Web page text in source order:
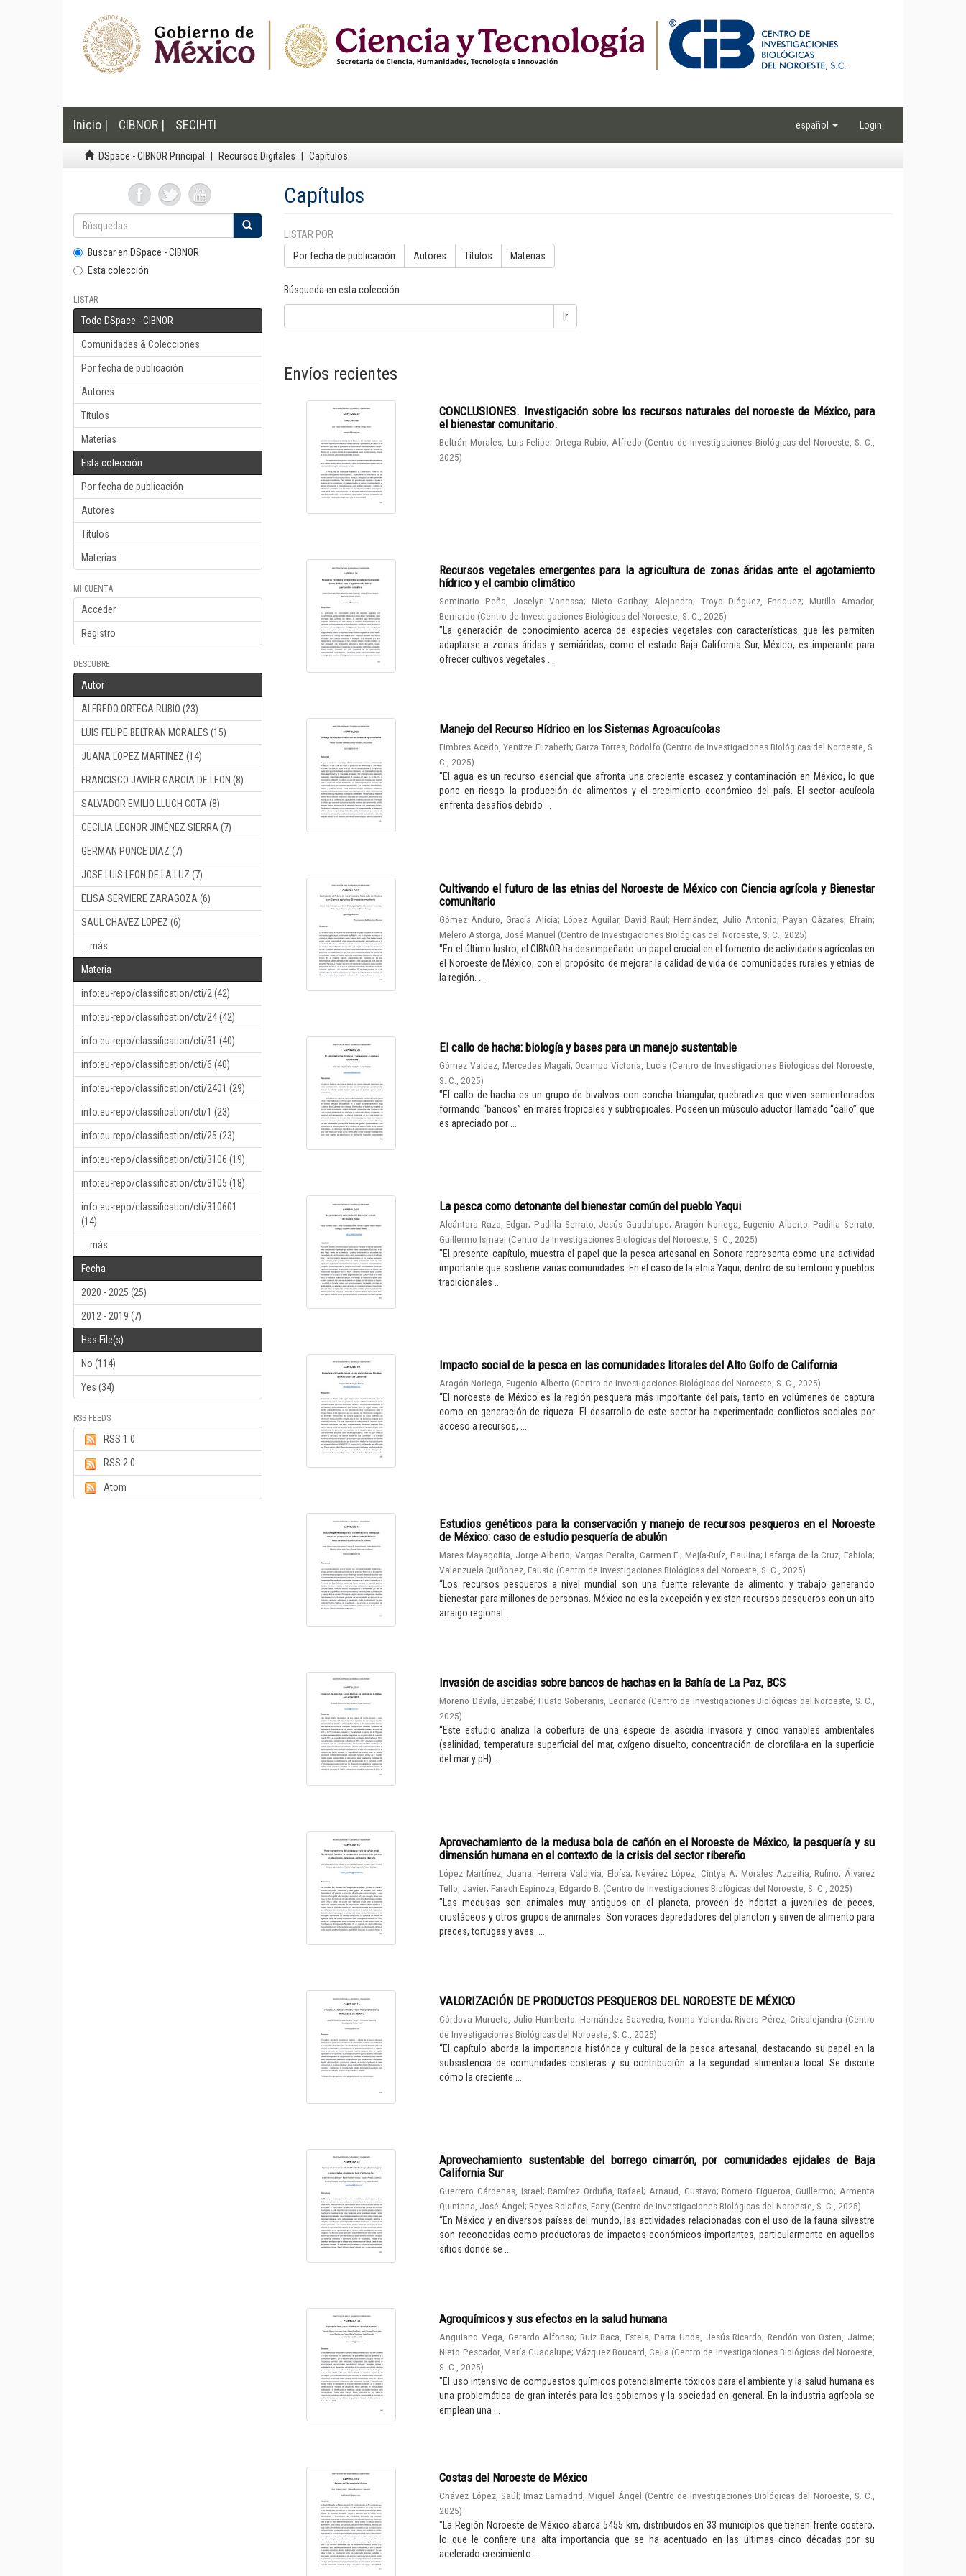
Inicio | CIBNOR | SECIHTI español Login
DSpace - CIBNOR Principal Recursos Digitales Capítulos
Buscar en DSpace - CIBNOR
Esta colección
LISTAR
Todo DSpace - CIBNOR
Comunidades & Colecciones
Por fecha de publicación
Autores
Títulos
Materias
Esta colección
Por fecha de publicación
Autores
Títulos
Materias
MI CUENTA
Acceder
Registro
DESCUBRE
Autor
ALFREDO ORTEGA RUBIO (23)
LUIS FELIPE BELTRAN MORALES (15)
JUANA LOPEZ MARTINEZ (14)
FRANCISCO JAVIER GARCIA DE LEON (8)
SALVADOR EMILIO LLUCH COTA (8)
CECILIA LEONOR JIMÉNEZ SIERRA (7)
GERMAN PONCE DIAZ (7)
JOSE LUIS LEON DE LA LUZ (7)
ELISA SERVIERE ZARAGOZA (6)
SAUL CHAVEZ LOPEZ (6)
... más
Materia
info:eu-repo/classification/cti/2 (42)
info:eu-repo/classification/cti/24 (42)
info:eu-repo/classification/cti/31 (40)
info:eu-repo/classification/cti/6 (40)
info:eu-repo/classification/cti/2401 (29)
info:eu-repo/classification/cti/1 (23)
info:eu-repo/classification/cti/25 (23)
info:eu-repo/classification/cti/3106 (19)
info:eu-repo/classification/cti/3105 (18)
info:eu-repo/classification/cti/310601
(14)
... más
Fecha
2020 - 2025 (25)
2012 - 2019 (7)
Has File(s)
No (114)
Yes (34)
RSS FEEDS
RSS 1.0
RSS 2.0
Atom
Capítulos
LISTAR POR
Por fecha de publicación Autores Títulos Materias
Búsqueda en esta colección:
Ir
Envíos recientes
CONCLUSIONES. Investigación sobre los recursos naturales del noroeste de México, para
el bienestar comunitario.
Beltrán Morales, Luis Felipe; Ortega Rubio, Alfredo (Centro de Investigaciones Biológicas del Noroeste, S. C.
2025)
Recursos vegetales emergentes para la agricultura de zonas áridas ante el agotamiento
hídrico y el cambio climático
Seminario Peña, Joselyn Vanessa; Nieto Garibay, Alejandra; Troyo Diéguez, Enriquez; Murillo Amador,
Bernardo (Centro de Investigaciones Biológicas del Noroeste, S. C. 2025)
"La generación de conocimiento acerca de especies vegetales con características que les permiten
adaptarse a zonas áridas y semiáridas, como el estado Baja California Sur, México, es imperante para
ofrecer cultivos vegetales ...
Manejo del Recurso Hídrico en los Sistemas Agroacuícolas
Fimbres Acedo, Yenitze Elizabeth; Garza Torres, Rodolfo (Centro de Investigaciones Biológicas del Noroeste, S.
C., 2025)
"El agua es un recurso esencial que afronta una creciente escasez y contaminación en México, lo que
pone en riesgo la producción de alimentos y el crecimiento económico del país. El sector acuícola
enfrenta desafíos debido ...
Cultivando el futuro de las etnias del Noroeste de México con Ciencia agrícola y Bienestar
comunitario
Gómez Anduro, Gracia Alicia; López Aguilar, David Raúl; Hernández, Julio Antonio; Payan Cázares, Efraín;
Melero Astorga, José Manuel (Centro de Investigaciones Biológicas del Noroeste, S. C. 2025)
"En el último lustro, el CIBNOR ha desempeñado un papel crucial en el fomento de actividades agrícolas en
el Noroeste de México, con el propósito de mejorar la calidad de vida de comunidades rurales y etnias de
la región. ...
El callo de hacha: biología y bases para un manejo sustentable
Gómez Valdez, Mercedes Magali;Ocampo Victoria, Lucía (Centro de Investigaciones Biológicas del Noroeste,
S. C.
2025)
"El callo de hacha es un grupo de bivalvos con concha triangular, quebradiza que viven semienterrados
formando “bancos” en mares tropicales y subtropicales. Poseen un músculo aductor llamado “callo” que
es apreciado por ...
La pesca como detonante del bienestar común del pueblo Yaqui
Alcántara Razo, Edgar;Padilla Serrato, Jesús Guadalupe; Aragón Noriega, Eugenio Alberto;Padilla Serrato,
Guillermo Ismael (Centro de Investigaciones Biológicas del Noroeste, S. C. 2025)
"El presente capítulo, muestra el papel que la pesca artesanal en Sonora representa como una actividad
importante que sostiene varias comunidades. En el caso de la etnia Yaqui, dentro de su territorio y pueblos
tradicionales ...
Impacto social de la pesca en las comunidades litorales del Alto Golfo de California
Aragón Noriega, Eugenio Alberto (Centro de Investigaciones Biológicas del Noroeste, S. C. 2025)
“El noroeste de México es la región pesquera más importante del país, tanto en volúmenes de captura
como en generación de riqueza. El desarrollo de este sector ha experimentado conflictos sociales por
acceso a recursos, ...
Estudios genéticos para la conservación y manejo de recursos pesqueros en el Noroeste
de México: caso de estudio pesquería de abulón
Mares Mayagoitia, Jorge Alberto;Vargas Peralta, Carmen E.; Mejía-Ruíz, Paulina;Lafarga de la Cruz, Fabiola;
Valenzuela Quiñonez, Fausto (Centro de Investigaciones Biológicas del Noroeste, S. C., 2025)
“Los recursos pesqueros a nivel mundial son una fuente relevante de alimento y trabajo generando
bienestar para millones de personas. México no es la excepción y existen recursos pesqueros con un alto
arraigo regional ...
Invasión de ascidias sobre bancos de hachas en la Bahía de La Paz, BCS
Moreno Dávila, Betzabé; Huato Soberanis, Leonardo (Centro de Investigaciones Biológicas del Noroeste, S. C.,
2025)
“Este estudio analiza la cobertura de una especie de ascidia invasora y cinco variables ambientales
(salinidad, temperatura superficial del mar, oxígeno disuelto, concentración de clorofila-a en la superficie
del mar y pH) ...
Aprovechamiento de la medusa bola de cañón en el Noroeste de México, la pesquería y su
dimensión humana en el contexto de la crisis del sector ribereño
López Martínez, Juana;Herrera Valdivia, Eloísa;Nevárez López, Cintya A;Morales Azpeitia, Rufino; Álvarez
Tello, Javier;Farach Espinoza, Edgardo B. (Centro de Investigaciones Biológicas del Noroeste, S. C. 2025)
"Las medusas son animales muy antiguos en el planeta, proveen de hábitat a juveniles de peces,
crustáceos y otros grupos de animales. Son voraces depredadores del plancton y sirven de alimento para
preces, tortugas y aves. ...
VALORIZACIÓN DE PRODUCTOS PESQUEROS DEL NOROESTE DE MÉXICO
Córdova Murueta, Julio Humberto; Hernández Saavedra, Norma Yolanda;Rivera Pérez, Crisalejandra (Centro
de Investigaciones Biológicas del Noroeste, S. C.
2025)
“El capítulo aborda la importancia histórica y cultural de la pesca artesanal, destacando su papel en la
subsistencia de comunidades costeras y su contribución a la seguridad alimentaria local. Se discute
cómo la creciente ...
Aprovechamiento sustentable del borrego cimarrón, por comunidades ejidales de Baja
California Sur
Guerrero Cárdenas, Israel;Ramírez Orduña, Rafael; Arnaud, Gustavo;Romero Figueroa, Guillermo; Armenta
Quintana, José Ángel;Reyes Bolaños, Fany (Centro de Investigaciones Biológicas del Noroeste, S. C. 2025)
“En México y en diversos países del mundo, las actividades relacionadas con el uso de la fauna silvestre
son reconocidas como productoras de impactos económicos importantes, particularmente en aquellos
sitios donde se ...
Agroquímicos y sus efectos en la salud humana
Anguiano Vega, Gerardo Alfonso;Ruiz Baca, Estela;Parra Unda, Jesús Ricardo; Rendón von Osten, Jaime;
Nieto Pescador, María Guadalupe; Vázquez Boucard, Celia (Centro de Investigaciones Biológicas del Noroeste,
S. C.
2025)
"El uso intensivo de compuestos químicos potencialmente tóxicos para el ambiente y la salud humana es
una problemática de gran interés para los gobiernos y la sociedad en general. En la industria agrícola se
emplean una ...
Costas del Noroeste de México
Chávez López, Saúl; Imaz Lamadrid, Miguel Ángel (Centro de Investigaciones Biológicas del Noroeste, S. C.,
2025)
"La Región Noroeste de México abarca 5455 km, distribuidos en 33 municipios que tienen frente costero,
lo que le confiere una alta importancia que se ha acentuado en las últimas cinco décadas por su
acelerado crecimiento ...